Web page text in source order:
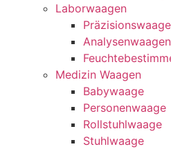
Laborwaagen
Analysenwaagen
Medizin Waagen
Babywaage
Personenwaage
Rollstuhlwaage
Stuhlwaage